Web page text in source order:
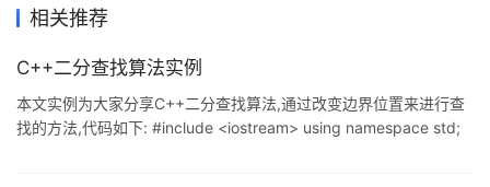
相关推荐
C++二分查找算法实例
本文实例为大家分享C++二分查找算法,通过改变边界位置来进行查
找的方法,代码如下: #include <iostream> using namespace std;